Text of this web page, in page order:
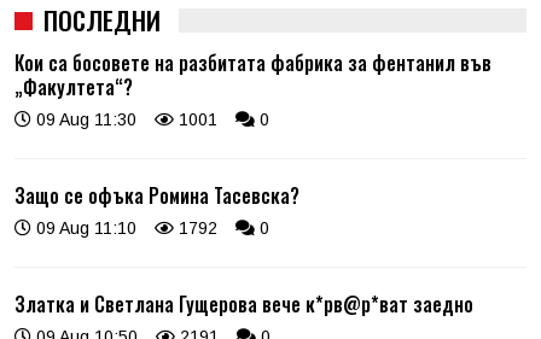
ПОСЛЕДНИ
Кои са босовете на разбитата фабрика за фентанил във
„Факултета“?
09 Aug 11:30 1001 0
Защо се офъка Ромина Тасевска?
09 Aug 11:10 1792 0
Златка и Светлана Гущерова вече к*рв@р*ват заедно